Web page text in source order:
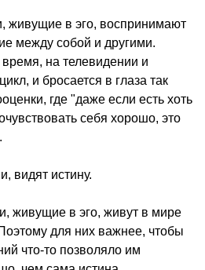
живущие в эго, воспринимают
между собой и другими.
на телевидении и
и бросается в глаза так
где "даже если есть хоть
себя хорошо, это
видят истину.
живущие в эго, живут в мире
для них важнее, чтобы
что-то позволяло им